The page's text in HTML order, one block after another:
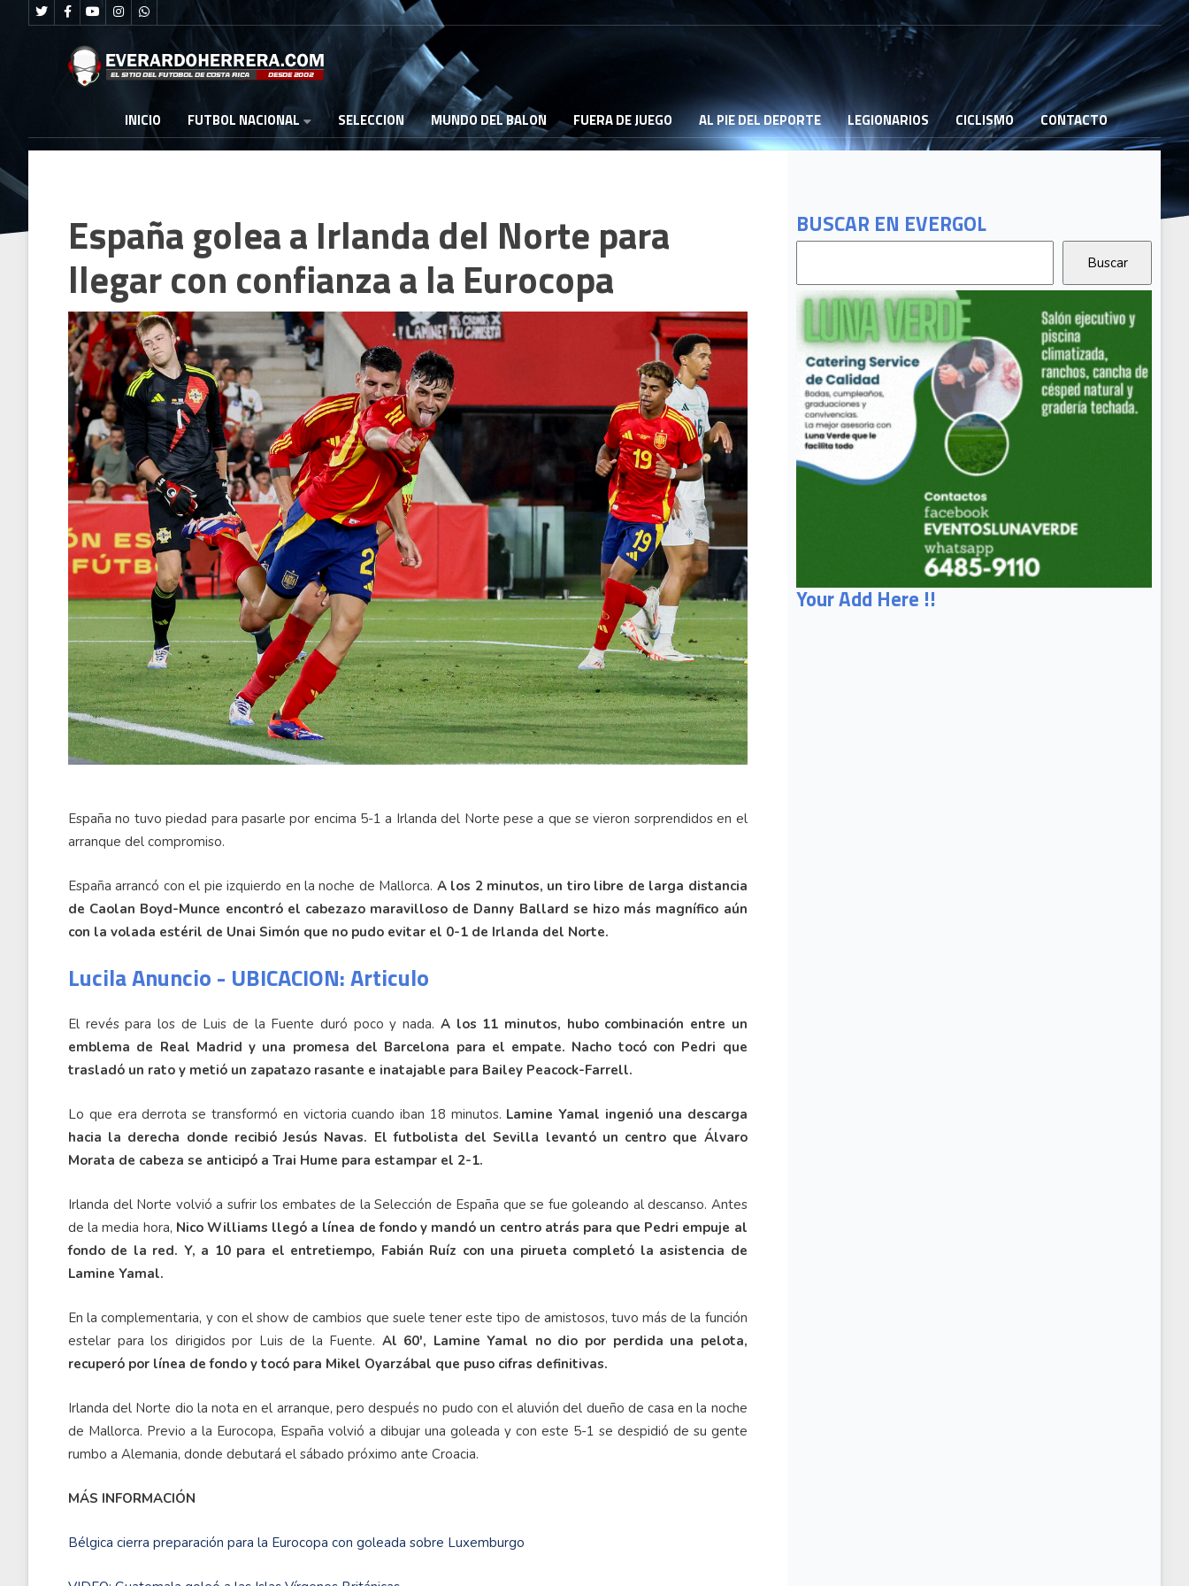
INICIO FUTBOL NACIONAL SELECCION MUNDO DEL BALON FUERA DE JUEGO AL PIE DEL DEPORTE LEGIONARIOS CICLISMO CONTACTO
BUSCAR EN EVERGOL
Your Add Here !!
España golea a Irlanda del Norte para
llegar con confianza a la Eurocopa
España no tuvo piedad para pasarle por encima 5-1 a Irlanda del Norte pese a que se vieron sorprendidos en el
arranque del compromiso.
España arrancó con el pie izquierdo en la noche de Mallorca. A los 2 minutos, un tiro libre de larga distancia
de Caolan Boyd-Munce encontró el cabezazo maravilloso de Danny Ballard se hizo más magnífico aún
con la volada estéril de Unai Simón que no pudo evitar el 0-1 de Irlanda del Norte.
Lucila Anuncio - UBICACION: Articulo
El revés para los de Luis de la Fuente duró poco y nada. A los 11 minutos, hubo combinación entre un
emblema de Real Madrid y una promesa del Barcelona para el empate. Nacho tocó con Pedri que
trasladó un rato y metió un zapatazo rasante e inatajable para Bailey Peacock-Farrell.
Lo que era derrota se transformó en victoria cuando iban 18 minutos. Lamine Yamal ingenió una descarga
hacia la derecha donde recibió Jesús Navas. El futbolista del Sevilla levantó un centro que Álvaro
Morata de cabeza se anticipó a Trai Hume para estampar el 2-1.
Irlanda del Norte volvió a sufrir los embates de la Selección de España que se fue goleando al descanso. Antes
de la media hora, Nico Williams llegó a línea de fondo y mandó un centro atrás para que Pedri empuje al
fondo de la red. Y, a 10 para el entretiempo, Fabián Ruíz con una pirueta completó la asistencia de
Lamine Yamal.
En la complementaria, y con el show de cambios que suele tener este tipo de amistosos, tuvo más de la función
estelar para los dirigidos por Luis de la Fuente. Al 60', Lamine Yamal no dio por perdida una pelota,
recuperó por línea de fondo y tocó para Mikel Oyarzábal que puso cifras definitivas.
Irlanda del Norte dio la nota en el arranque, pero después no pudo con el aluvión del dueño de casa en la noche
de Mallorca. Previo a la Eurocopa, España volvió a dibujar una goleada y con este 5-1 se despidió de su gente
rumbo a Alemania, donde debutará el sábado próximo ante Croacia.
MÁS INFORMACIÓN
Bélgica cierra preparación para la Eurocopa con goleada sobre Luxemburgo